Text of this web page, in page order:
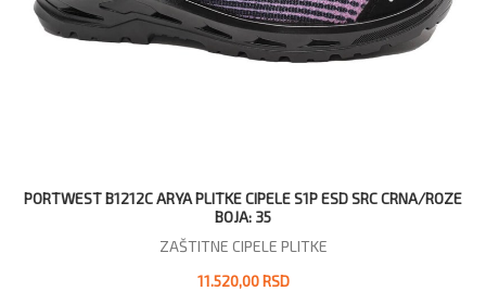
PORTWEST B1212C ARYA PLITKE CIPELE S1P ESD SRC CRNA/ROZE
BOJA: 35
ZAŠTITNE CIPELE PLITKE
11.520,00 RSD